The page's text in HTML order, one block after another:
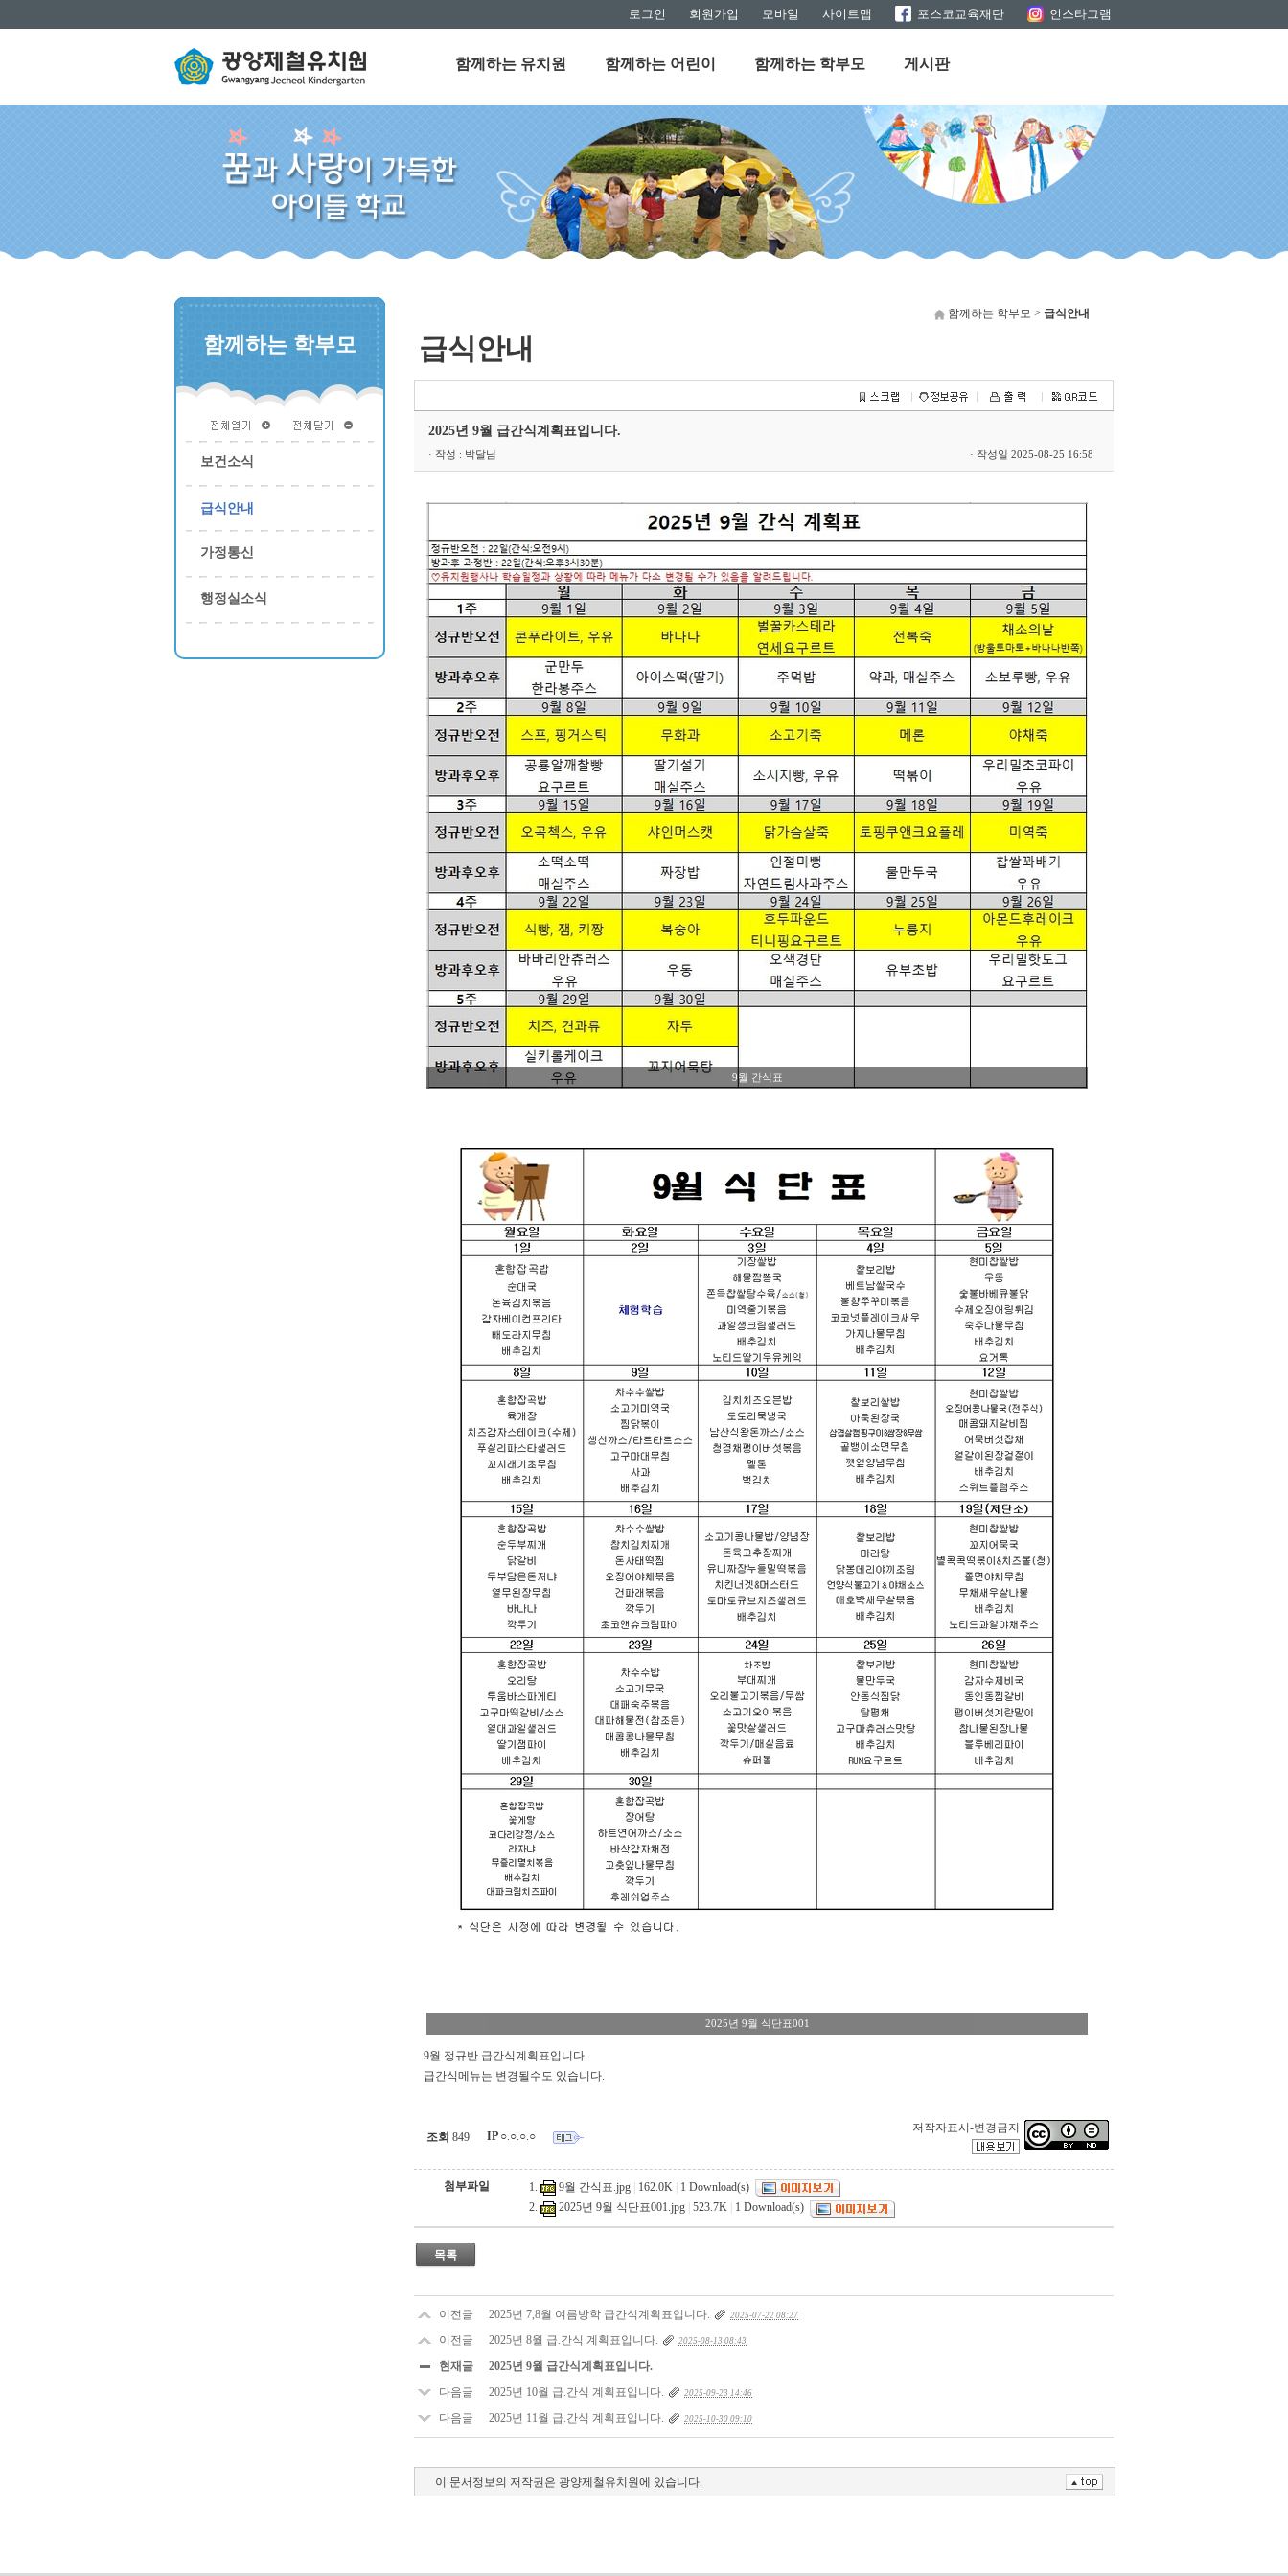
로그인 회원가입 모바일 사이트맵 포스코교육재단 인스타그램
함께하는 유치원 함께하는 어린이 함께하는 학부모 게시판
함께하는 학부모
보건소식
급식안내
가정통신
행정실소식
함께하는 학부모 > 급식안내
급식안내
2025년 9월 급간식계획표입니다.
· 작성 : 박달님 · 작성일 2025-08-25 16:58
9월 정규반 급간식계획표입니다.
급간식메뉴는 변경될수도 있습니다.
조회 849 IP ○.○.○.○
저작자표시-변경금지
첨부파일 9월 간식표.jpg 162.0K 1 Download(s)
2025년 9월 식단표001.jpg 523.7K 1 Download(s)
목록
이전글 2025년 7,8월 여름방학 급간식계획표입니다. 2025-07-22 08:27
이전글 2025년 8월 급.간식 계획표입니다. 2025-08-13 08:43
현재글
2025년 9월 급간식계획표입니다.
다음글
2025년 10월 급.간식 계획표입니다. 2025-09-23 14:46
다음글 2025년 11월 급.간식 계획표입니다. 2025-10-30 09:10
이 문서정보의 저작권은 광양제철유치원에 있습니다.
9월 간식표
2025년 9월 식단표001